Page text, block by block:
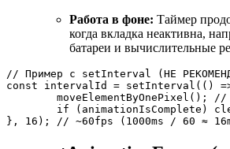
Работа в фоне: Таймер
когда вкладка неактивна,
батареи и вычислительные
// Пример с setInterval (НЕ
const intervalId = setInterval ( ()
moveElementByOnePixel ();
//
if (animationIsComplete)
}, 16 ); // ~60fps (1000ms / 60 ≈